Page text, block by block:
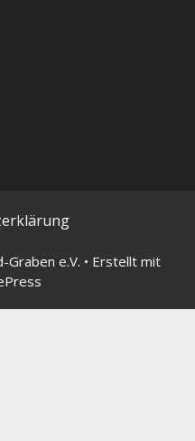
Graben e.V. • Erstellt mit